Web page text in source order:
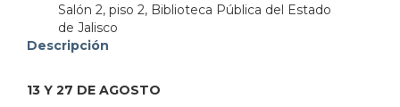
Salón 2, piso 2, Biblioteca Pública del Estado
de Jalisco
Descripción
13 Y 27 DE AGOSTO